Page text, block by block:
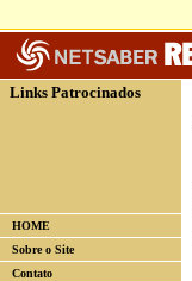
Links Patrocinados
HOME
Sobre o Site
Contato